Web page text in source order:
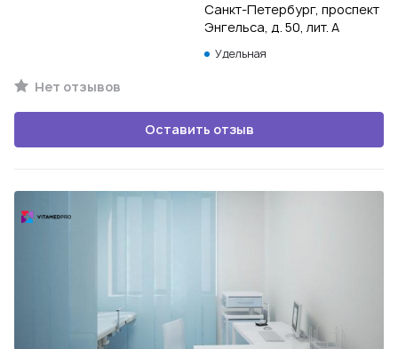
Санкт-Петербург, проспект
Энгельса, д. 50, лит. А
Удельная
Нет отзывов
Оставить отзыв